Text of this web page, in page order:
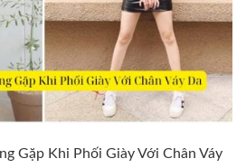
Gặp Khi Phối Giày Với Chân Váy